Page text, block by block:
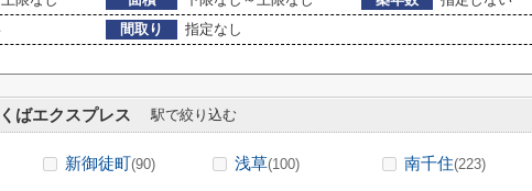
間取り
指定なし
ばエクスプレス 駅で絞り込む
新御徒町(90) 浅草(100) 南千住(223)